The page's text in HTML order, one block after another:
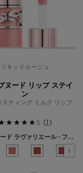
ラッチ、3/19
ール ミニ クラッチ、4/19
カラー クチュール ミニ ク
パー のカラー クチュール
ウ のカラー クチュール ミ
ンティーニ リリー のカラ
700 - オーバー ノアール の
710 - オーバー ブ
選択済み
720 - キャ
リキッドルージュ
ヌード リップ ステイ
ン
スティング ミルク リップ
5 (1)
44 - ヌード ラヴァリエール - フレンチモードなミルキーピンク -
{1} の場合
ヌード ラヴァリエール - フ
1 - アンドレスド ピンク
610 - ヌード チ
選択済
530 -